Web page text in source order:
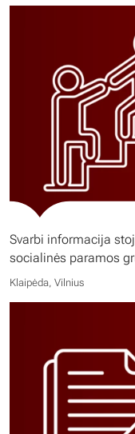
Svarbi informacija
socialinės paramos
Klaipėda, Vilnius